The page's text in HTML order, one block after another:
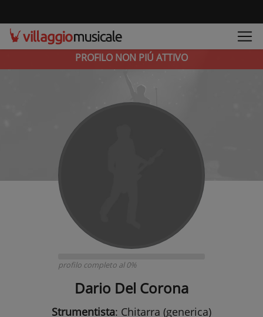
PROFILO NON PIÚ ATTIVO
profilo completo al 0%
Dario Del Corona
Strumentista: Chitarra (generica)